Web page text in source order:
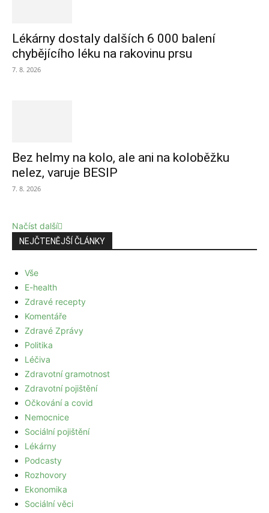
Lékárny dostaly dalších 6 000 balení
chybějícího léku na rakovinu prsu
7. 8. 2026
Bez helmy na kolo, ale ani na koloběžku
nelez, varuje BESIP
7. 8. 2026
Načíst další
NEJČTENĚJŠÍ ČLÁNKY
Vše
E-health
Zdravé recepty
Komentáře
Zdravé Zprávy
Politika
Léčiva
Zdravotní gramotnost
Zdravotní pojištění
Očkování a covid
Nemocnice
Sociální pojištění
Lékárny
Podcasty
Rozhovory
Ekonomika
Sociální věci